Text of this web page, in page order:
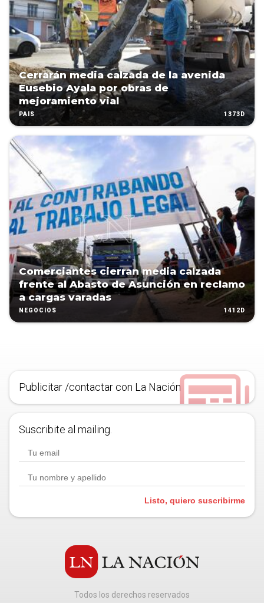
Cerrarán media calzada de la avenida
Eusebio Ayala por obras de
mejoramiento vial
PAÍS 1373D
Comerciantes cierran media calzada
frente al Abasto de Asunción en reclamo
a cargas varadas
NEGOCIOS 1412D
Publicitar /contactar con La Nación
Suscribite al mailing.
Listo, quiero suscribirme
Todos los derechos reservados